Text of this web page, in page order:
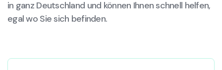
in ganz Deutschland und können Ihnen schnell helfen,
egal wo Sie sich befinden.